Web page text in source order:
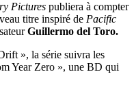
Pictures publiera à compter
titre inspiré de Pacific
Guillermo del Toro.
», la série suivra les
Year Zero », une BD qui